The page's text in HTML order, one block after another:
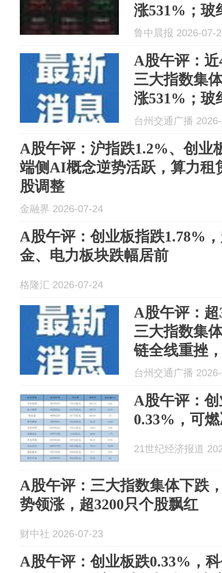
涨531%；玻
念股走高，
气、半导体
鲁中晨报 2026-07-
A股午评：
三大指数集
涨531%；玻
念股走高，
台州交通广播
A股午评：沪指跌1.2%、创业
端侧AI概念逆势活跃，算力租
股调整
金融界 2026-07-24
A股午评：创业板指跌1.78%
金、电力板块跌幅居前
格隆汇 2026-07-24
A股午评：
三大指数集
链全线重挫
跌；锂矿概
台州交通广播
A股午评：
0.33%，可
21世纪经济报道
A股午评：三大指数集体下跌
势领涨，超3200只个股飘红
财中社 2026-07-23
A股午评：创业板跌0.33%，